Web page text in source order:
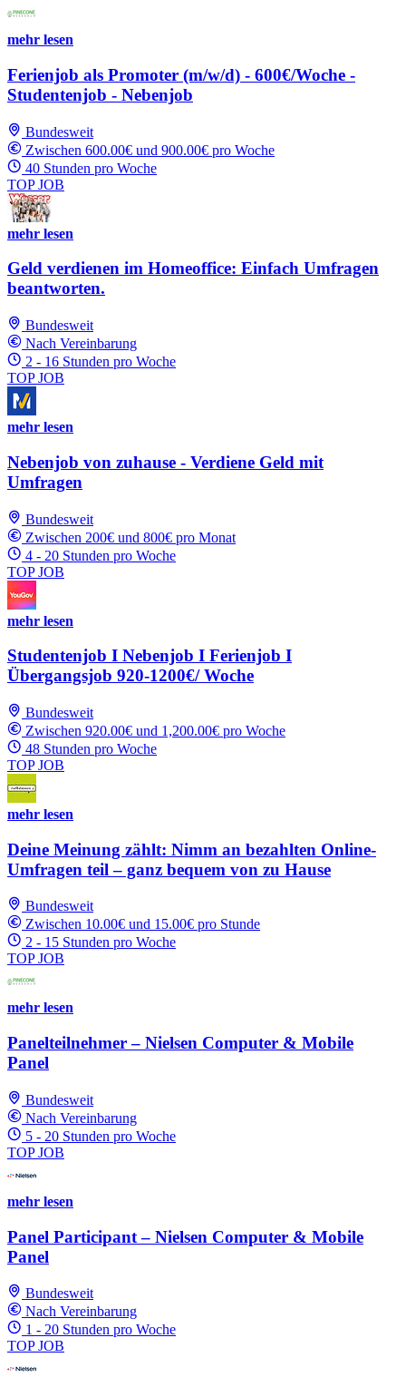
mehr lesen
Ferienjob als Promoter (m/w/d) - 600€/Woche -
Studentenjob - Nebenjob
Bundesweit
Zwischen 600.00€ und 900.00€ pro Woche
40 Stunden pro Woche
TOP JOB
mehr lesen
Geld verdienen im Homeoffice: Einfach Umfragen
beantworten.
Bundesweit
Nach Vereinbarung
2 - 16 Stunden pro Woche
TOP JOB
mehr lesen
Nebenjob von zuhause - Verdiene Geld mit
Umfragen
Bundesweit
Zwischen 200€ und 800€ pro Monat
4 - 20 Stunden pro Woche
TOP JOB
mehr lesen
Studentenjob I Nebenjob I Ferienjob I
Übergangsjob 920-1200€/ Woche
Bundesweit
Zwischen 920.00€ und 1,200.00€ pro Woche
48 Stunden pro Woche
TOP JOB
mehr lesen
Deine Meinung zählt: Nimm an bezahlten Online-
Umfragen teil – ganz bequem von zu Hause
Bundesweit
Zwischen 10.00€ und 15.00€ pro Stunde
2 - 15 Stunden pro Woche
TOP JOB
mehr lesen
Panelteilnehmer – Nielsen Computer & Mobile
Panel
Bundesweit
Nach Vereinbarung
5 - 20 Stunden pro Woche
TOP JOB
mehr lesen
Panel Participant – Nielsen Computer & Mobile
Panel
Bundesweit
Nach Vereinbarung
1 - 20 Stunden pro Woche
TOP JOB